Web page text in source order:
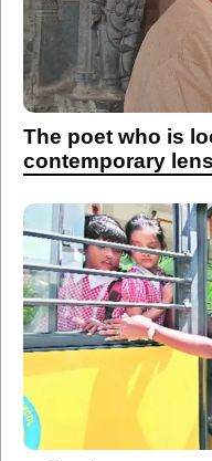
The poet who is
contemporary lens